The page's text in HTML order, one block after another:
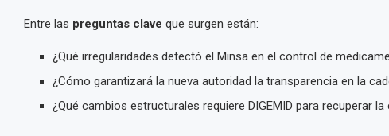
Entre las preguntas clave que surgen están:
¿Qué irregularidades detectó el Minsa en el control de
¿Cómo garantizará la nueva autoridad la transparencia en la
¿Qué cambios estructurales requiere DIGEMID para recuperar